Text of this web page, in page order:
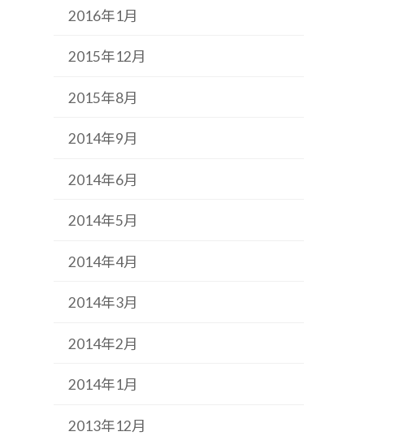
2016年1月
2015年12月
2015年8月
2014年9月
2014年6月
2014年5月
2014年4月
2014年3月
2014年2月
2014年1月
2013年12月